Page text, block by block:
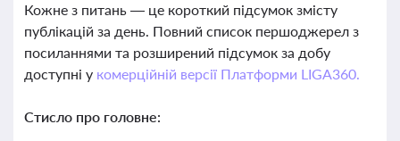
Кожне з питань — це короткий підсумок змісту
публікацій за день. Повний список першоджерел з
посиланнями та розширений підсумок за добу
доступні у комерційній версії Платформи LIGA360.
Стисло про головне: